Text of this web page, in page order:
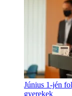
Június 1-jén
gyerekek